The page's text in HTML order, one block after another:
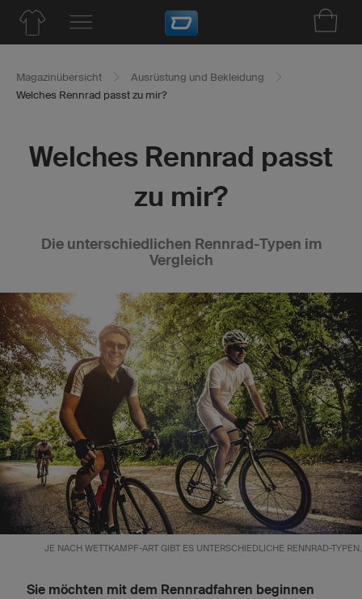
Magazinübersicht
Ausrüstung und Bekleidung
Welches Rennrad passt zu mir?
Welches Rennrad passt
zu mir?
Die unterschiedlichen Rennrad-Typen im
Vergleich
JE NACH WETTKAMPF-ART GIBT ES UNTERSCHIEDLICHE RENNRAD-TYPEN.
Sie möchten mit dem Rennradfahren beginnen